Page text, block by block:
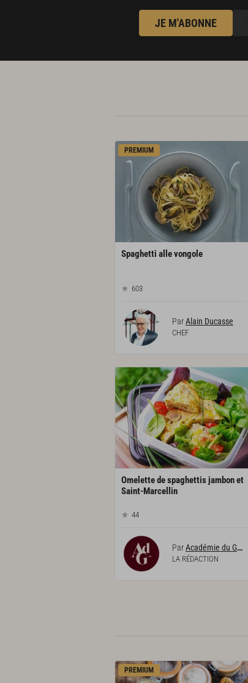
JE M'ABONNE
PREMIUM
Spaghetti allevongole
603
ParAlain Ducasse
CHEF
Omelette de spaghettis jambon et
Saint-Marcellin
44
ParAcadémie du Goût
LA RÉDACTION
PREMIUM